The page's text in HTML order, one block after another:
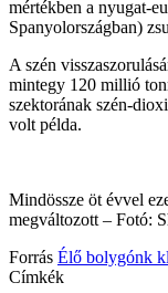
mértékben a nyugat-
Spanyolországban)
A szén
mintegy 120 millió
szektorának szén-
volt példa.
Mindössze öt évvel
megváltozott – Fotó:
Forrás Élő bolygónk
Címkék